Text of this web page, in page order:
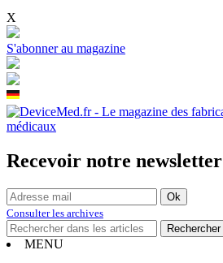
X
S'abonner au magazine
Recevoir notre newsletter
Consulter les archives
MENU